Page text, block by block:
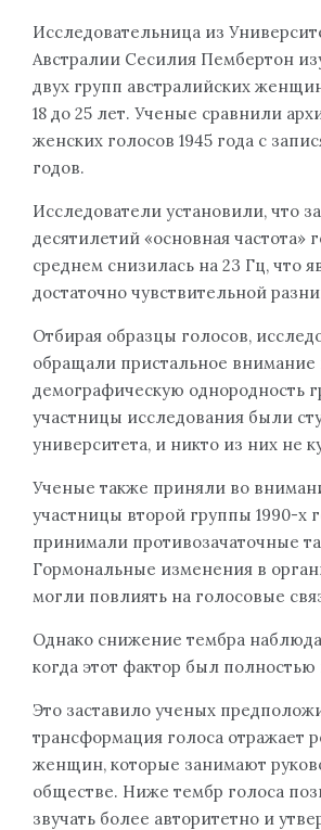
Исследовательница из
Австралии Сесилия Пембертон
двух групп австралийских
18 до 25 лет. Ученые сравнили
женских голосов 1945 года с
годов.
Исследователи установили, что
десятилетий «основная частота»
среднем снизилась на 23 Гц, что
достаточно чувствительной
Отбирая образцы голосов,
обращали пристальное внимание
демографическую однородность
участницы исследования были
университета, и никто из них не
Ученые также приняли во
участницы второй группы 1990-х
принимали противозачаточные
Гормональные изменения в
могли повлиять на голосовые
Однако снижение тембра
когда этот фактор был
Это заставило ученых
трансформация голоса отражает
женщин, которые занимают
обществе. Ниже тембр голоса
звучать более авторитетно и